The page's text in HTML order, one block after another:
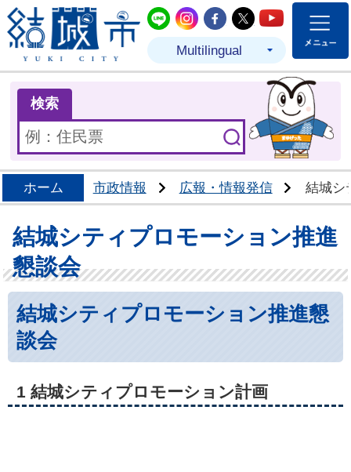
結城市公式LINE
結城市公式Instagram
結城市公式
結城市公式
結城市
Multilingual
検索
ホーム 市政情報 広報・情報発信 結城シ
結城シティプロモーション推進
懇談会
結城シティプロモーション推進懇
談会
1 結城シティプロモーション計画